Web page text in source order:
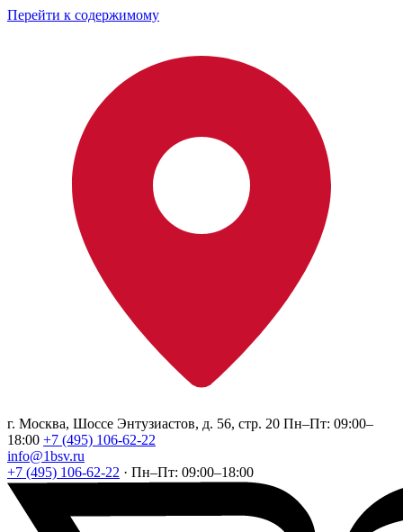
Перейти к содержимому
г. Москва, Шоссе Энтузиастов, д. 56, стр. 20 Пн–Пт: 09:00–
18:00 +7 (495) 106-62-22
info@1bsv.ru
+7 (495) 106-62-22 · Пн–Пт: 09:00–18:00